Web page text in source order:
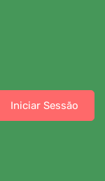
Iniciar Sessão